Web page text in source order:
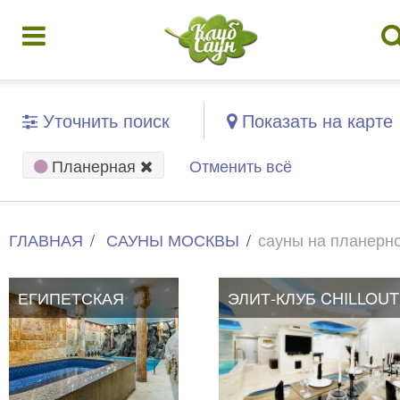
Уточнить поиск Показать на карте
Планерная Отменить всё
ГЛАВНАЯ САУНЫ МОСКВЫ сауны на
ЕГИПЕТСКАЯ
ЕГИПЕТСКАЯ ЭЛИТ-КЛУБ CHILLOUT